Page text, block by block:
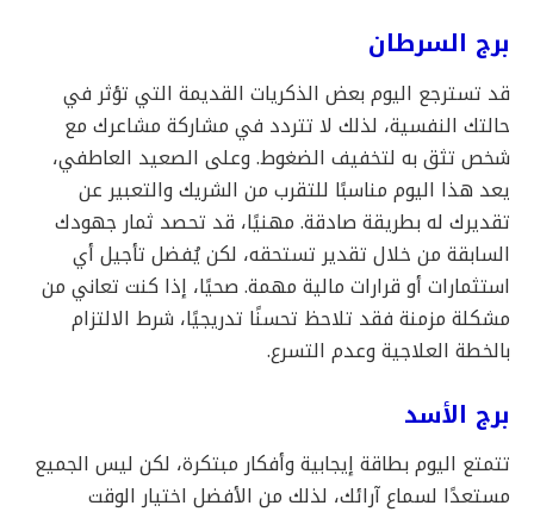
برج السرطان
قد تسترجع اليوم بعض الذكريات القديمة التي تؤثر في
حالتك النفسية، لذلك لا تتردد في مشاركة مشاعرك مع
شخص تثق به لتخفيف الضغوط. وعلى الصعيد العاطفي،
يعد هذا اليوم مناسبًا للتقرب من الشريك والتعبير عن
تقديرك له بطريقة صادقة. مهنيًا، قد تحصد ثمار جهودك
السابقة من خلال تقدير تستحقه، لكن يُفضل تأجيل أي
استثمارات أو قرارات مالية مهمة. صحيًا، إذا كنت تعاني من
مشكلة مزمنة فقد تلاحظ تحسنًا تدريجيًا، شرط الالتزام
بالخطة العلاجية وعدم التسرع.
برج الأسد
تتمتع اليوم بطاقة إيجابية وأفكار مبتكرة، لكن ليس الجميع
مستعدًا لسماع آرائك، لذلك من الأفضل اختيار الوقت